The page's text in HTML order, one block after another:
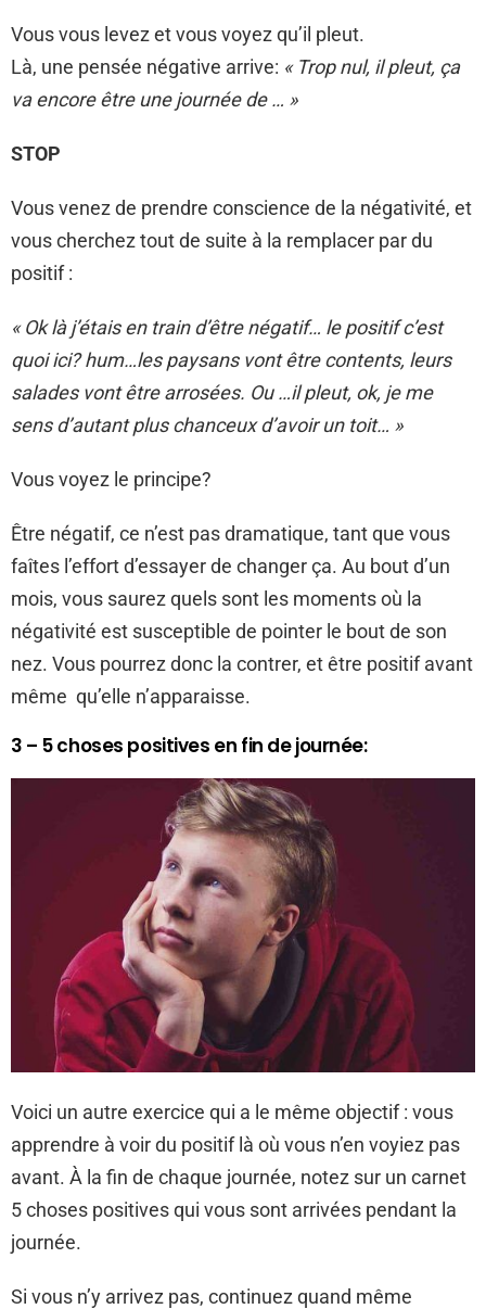
Vous vous levez et vous voyez qu’il pleut.
Là, une pensée négative arrive: « Trop nul, il pleut, ça
va encore être une journée de … »
STOP
Vous venez de prendre conscience de la négativité, et
vous cherchez tout de suite à la remplacer par du
positif :
« Ok là j’étais en train d’être négatif… le positif c’est
quoi ici? hum…les paysans vont être contents, leurs
salades vont être arrosées. Ou …il pleut, ok, je me
sens d’autant plus chanceux d’avoir un toit… »
Vous voyez le principe?
Être négatif, ce n’est pas dramatique, tant que vous
faîtes l’effort d’essayer de changer ça. Au bout d’un
mois, vous saurez quels sont les moments où la
négativité est susceptible de pointer le bout de son
nez. Vous pourrez donc la contrer, et être positif avant
même qu’elle n’apparaisse.
3 – 5 choses positives en fin de journée:
Voici un autre exercice qui a le même objectif : vous
apprendre à voir du positif là où vous n’en voyiez pas
avant. À la fin de chaque journée, notez sur un carnet
5 choses positives qui vous sont arrivées pendant la
journée.
Si vous n’y arrivez pas, continuez quand même